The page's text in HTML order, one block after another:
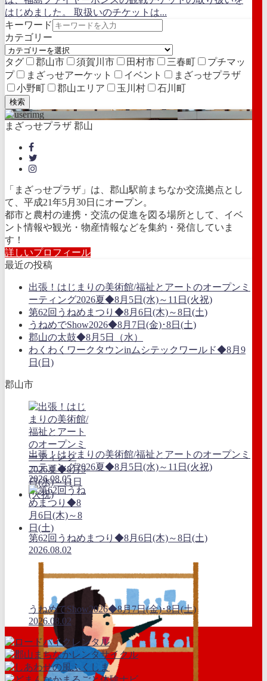
はじめました。 取扱いのチケットは...
キーワード
カテゴリー
タグ 郡山市 須賀川市 田村市 三春町
プチマッ
プ
まざっせアーケット イベント
まざっせプラザ
小野町
郡山エリア 玉川村 石川町
検索
まざっせプラザ 郡山
「まざっせプラザ」は、郡山駅前まちなか交流拠点とし
て、平成21年5月30日にオープン。
都市と農村の連携・交流の促進を図る場所として、イベ
ント情報や観光・物産情報などを集約・発信していま
す！
詳しいプロフィール
最近の投稿
出張！はじまりの美術館/福祉とアートのオープンミ
ーティング2026夏◆8月5日(水)～11日(火祝)
第62回うねめまつり◆8月6日(木)～8日(土)
うねめでShow2026◆8月7日(金)･8日(土)
郡山の太鼓◆8月5日（水）
わくわくワークタウンinムシテックワールド◆8月9
日(日)
郡山市
出張！はじまりの美術館/福祉とアートのオープンミ
ーティング2026夏◆8月5日(水)～11日(火祝)
2026.08.05
第62回うねめまつり◆8月6日(木)～8日(土)
2026.08.02
うねめでShow2026◆8月7日(金)･8日(土)
2026.08.02